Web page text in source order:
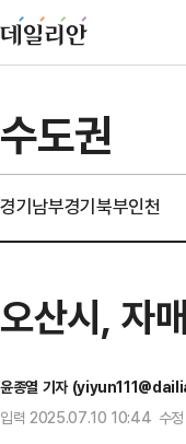
수도권
경기남부경기북부인천
오산시, 자
윤종열 기자
입력 2025.07.10 10:44 수